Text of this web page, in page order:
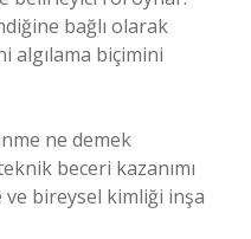
bağlı olarak
algılama biçimini
ne demek
beceri kazanımı
bireysel kimliği inşa